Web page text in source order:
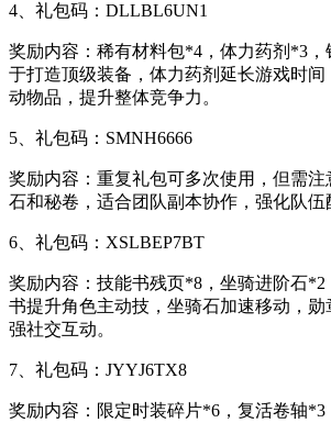
4、礼包码：DLLBL6UN1
奖励内容：稀有材料包*4，体力药剂*3，
于打造顶级装备，体力药剂延长游戏时
动物品，提升整体竞争力。
5、礼包码：SMNH6666
奖励内容：重复礼包可多次使用，但需
石和秘卷，适合团队副本协作，强化队伍
6、礼包码：XSLBEP7BT
奖励内容：技能书残页*8，坐骑进阶石
书提升角色主动技，坐骑石加速移动，
强社交互动。
7、礼包码：JYYJ6TX8
奖励内容：限定时装碎片*6，复活卷轴*3